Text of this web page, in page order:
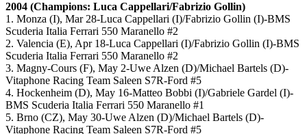
2004 (Champions: Luca Cappellari/Fabrizio Gollin)
1. Monza (I), Mar 28-Luca Cappellari (I)/Fabrizio Gollin (I)-BMS
Scuderia Italia Ferrari 550 Maranello #2
2. Valencia (E), Apr 18-Luca Cappellari (I)/Fabrizio Gollin (I)-BMS
Scuderia Italia Ferrari 550 Maranello #2
3. Magny-Cours (F), May 2-Uwe Alzen (D)/Michael Bartels (D)-
Vitaphone Racing Team Saleen S7R-Ford #5
4. Hockenheim (D), May 16-Matteo Bobbi (I)/Gabriele Gardel (I)-
BMS Scuderia Italia Ferrari 550 Maranello #1
5. Brno (CZ), May 30-Uwe Alzen (D)/Michael Bartels (D)-
Vitaphone Racing Team Saleen S7R-Ford #5